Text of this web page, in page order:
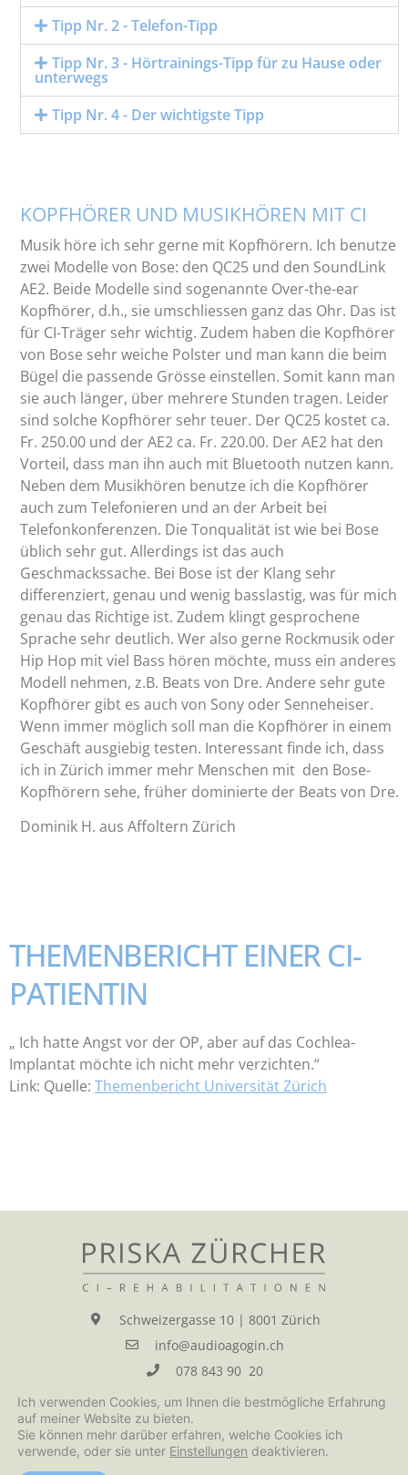
Tipp Nr. 2 - Telefon-Tipp
Tipp Nr. 3 - Hörtrainings-Tipp für zu Hause oder
unterwegs
Tipp Nr. 4 - Der wichtigste Tipp
KOPFHÖRER UND MUSIKHÖREN MIT CI
Musik höre ich sehr gerne mit Kopfhörern. Ich benutze
zwei Modelle von Bose: den QC25 und den SoundLink
AE2. Beide Modelle sind sogenannte Over-the-ear
Kopfhörer, d.h., sie umschliessen ganz das Ohr. Das ist
für CI-Träger sehr wichtig. Zudem haben die Kopfhörer
von Bose sehr weiche Polster und man kann die beim
Bügel die passende Grösse einstellen. Somit kann man
sie auch länger, über mehrere Stunden tragen. Leider
sind solche Kopfhörer sehr teuer. Der QC25 kostet ca.
Fr. 250.00 und der AE2 ca. Fr. 220.00. Der AE2 hat den
Vorteil, dass man ihn auch mit Bluetooth nutzen kann.
Neben dem Musikhören benutze ich die Kopfhörer
auch zum Telefonieren und an der Arbeit bei
Telefonkonferenzen. Die Tonqualität ist wie bei Bose
üblich sehr gut. Allerdings ist das auch
Geschmackssache. Bei Bose ist der Klang sehr
differenziert, genau und wenig basslastig, was für mich
genau das Richtige ist. Zudem klingt gesprochene
Sprache sehr deutlich. Wer also gerne Rockmusik oder
Hip Hop mit viel Bass hören möchte, muss ein anderes
Modell nehmen, z.B. Beats von Dre. Andere sehr gute
Kopfhörer gibt es auch von Sony oder Senneheiser.
Wenn immer möglich soll man die Kopfhörer in einem
Geschäft ausgiebig testen. Interessant finde ich, dass
ich in Zürich immer mehr Menschen mit den Bose-
Kopfhörern sehe, früher dominierte der Beats von Dre.
Dominik H. aus Affoltern Zürich
THEMENBERICHT EINER CI-
PATIENTIN
„ Ich hatte Angst vor der OP, aber auf das Cochlea-
Implantat möchte ich nicht mehr verzichten.“
Link: Quelle: Themenbericht Universität Zürich
Schweizergasse 10 | 8001 Zürich
info@audioagogin.ch
078 843 90 20
Impressum Datenschutzerklärung
©2026 Priska Zürcher | All Rights Reserved
Ich verwenden Cookies, um Ihnen die bestmögliche Erfahrung
auf meiner Website zu bieten.
Sie können mehr darüber erfahren, welche Cookies ich
verwende, oder sie unter Einstellungen deaktivieren.